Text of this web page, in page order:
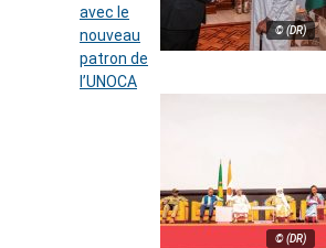
© (DR)
avec le
nouveau
patron de
l’UNOCA
© (DR)